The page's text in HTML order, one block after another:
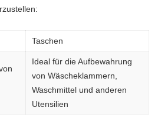
Taschen
Ideal für die Aufbewahrung
von Wäscheklammern,
Waschmittel und anderen
Utensilien